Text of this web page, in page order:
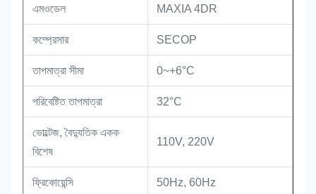
এমওডেল MAXIA 4DR
কম্প্রেসার SECOP
তাপমাত্রা সীমা 0~+6°C
পরিবেষ্টিত তাপমাত্রা 32°C
ভোল্টেজ, বৈদ্যুতিক একক
বিশেষ
110V, 220V
ফ্রিকোয়েন্সি 50Hz, 60Hz